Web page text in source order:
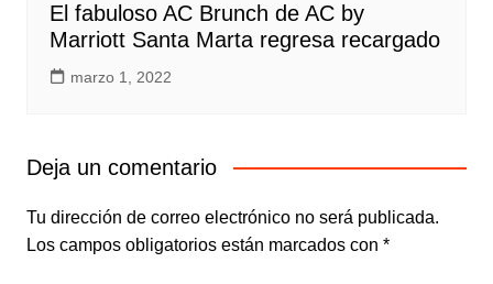
El fabuloso AC Brunch de AC by
Marriott Santa Marta regresa recargado
marzo 1, 2022
Deja un comentario
Tu dirección de correo electrónico no será publicada.
Los campos obligatorios están marcados con *